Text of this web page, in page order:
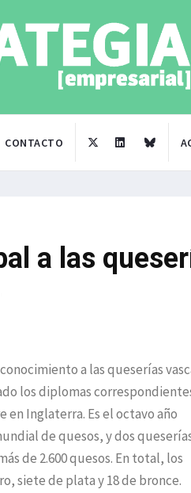
CONTACTO
a las
a las queserías
los diplomas
en Inglaterra. Es el octavo año
de quesos, y dos
de 2.600 quesos. En total, los
siete de plata y 18 de bronce.